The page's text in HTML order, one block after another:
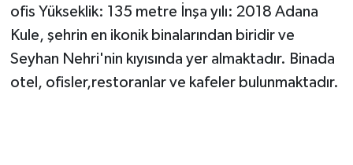
ofis Yükseklik: 135 metre İnşa yılı: 2018 Adana
Kule, şehrin en ikonik binalarından biridir ve
Seyhan Nehri'nin kıyısında yer almaktadır. Binada
otel, ofisler,restoranlar ve kafeler bulunmaktadır.